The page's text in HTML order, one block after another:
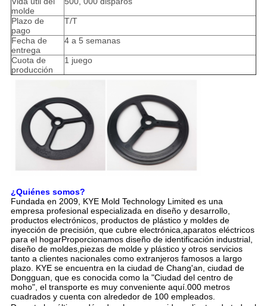
molde
Plazo de
pago
T/T
Fecha de
entrega
4 a 5 semanas
Cuota de
producción
1 juego
¿Quiénes somos?
Fundada en 2009, KYE Mold Technology Limited es una
empresa profesional especializada en diseño y desarrollo,
productos electrónicos, productos de plástico y moldes de
inyección de precisión, que cubre electrónica,aparatos eléctricos
para el hogarProporcionamos diseño de identificación industrial,
diseño de moldes,piezas de molde y plástico y otros servicios
tanto a clientes nacionales como extranjeros famosos a largo
plazo. KYE se encuentra en la ciudad de Chang'an, ciudad de
Dongguan, que es conocida como la "Ciudad del centro de
moho", el transporte es muy conveniente aquí.000 metros
cuadrados y cuenta con alrededor de 100 empleados.